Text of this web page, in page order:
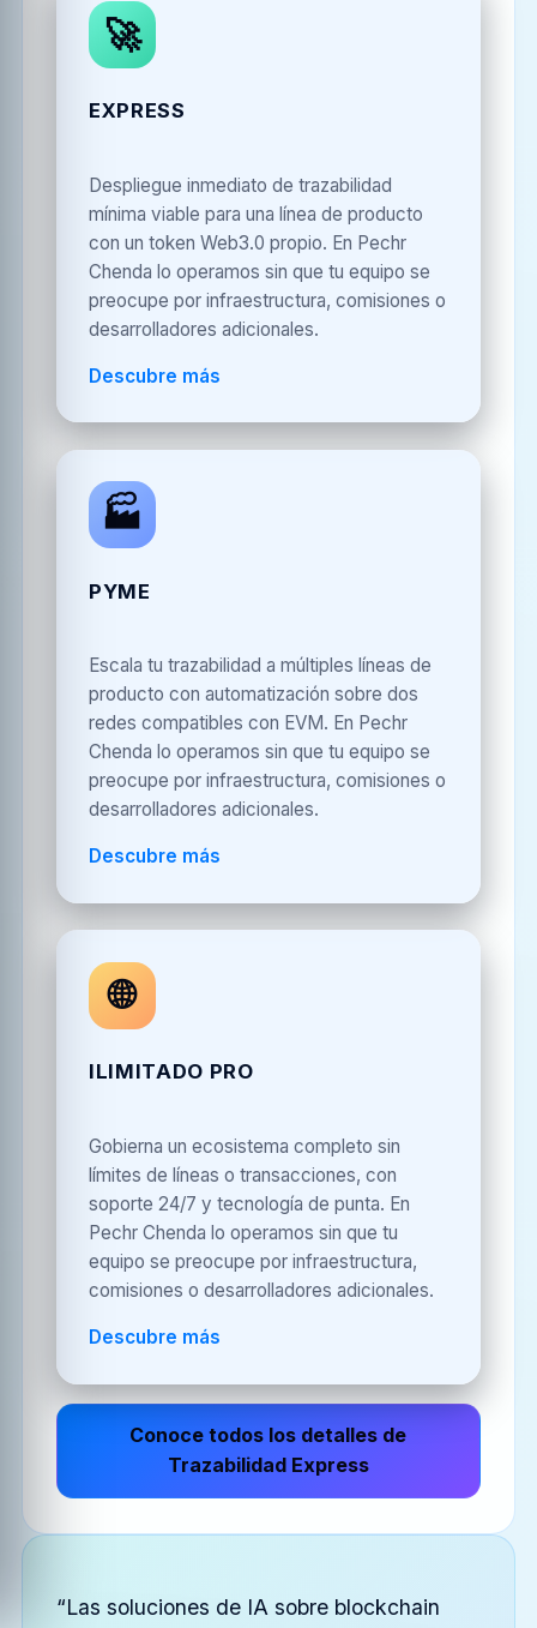
🚀
EXPRESS
Despliegue inmediato de trazabilidad
mínima viable para una línea de producto
con un token Web3.0 propio. En Pechr
Chenda lo operamos sin que tu equipo se
preocupe por infraestructura, comisiones o
desarrolladores adicionales.
Descubre más
🏭
PYME
Escala tu trazabilidad a múltiples líneas de
producto con automatización sobre dos
redes compatibles con EVM. En Pechr
Chenda lo operamos sin que tu equipo se
preocupe por infraestructura, comisiones o
desarrolladores adicionales.
Descubre más
🌐
ILIMITADO PRO
Gobierna un ecosistema completo sin
límites de líneas o transacciones, con
soporte 24/7 y tecnología de punta. En
Pechr Chenda lo operamos sin que tu
equipo se preocupe por infraestructura,
comisiones o desarrolladores adicionales.
Descubre más
Conoce todos los detalles de
Trazabilidad Express
“Las soluciones de IA sobre blockchain